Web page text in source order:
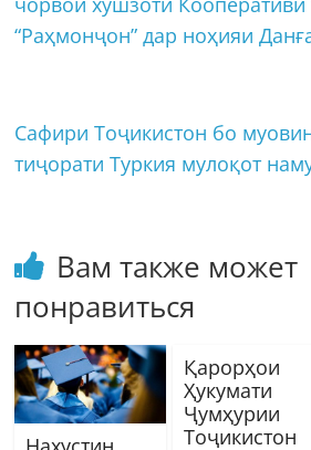
“Раҳмонҷон” дар ноҳияи
Сафири Тоҷикистон бо
тиҷорати Туркия мулоқот
Вам также может
понравиться
Қарорҳои
Ҳукумати
Ҷумҳурии
Тоҷикистон